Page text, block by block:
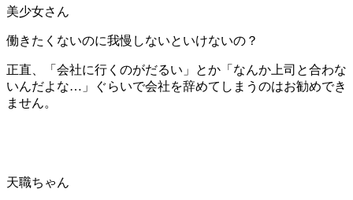
美少女さん
働きたくないのに我慢しないといけないの？
正直、「会社に行くのがだるい」とか「なんか上司と合わな
いんだよな…」ぐらいで会社を辞めてしまうのはお勧めでき
ません。
天職ちゃん